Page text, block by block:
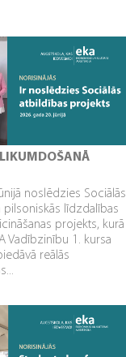
noslēdzies Sociālās
pilsoniskās līdzdalības
projekts, kurā
Vadībzinību 1. kursa
reālās